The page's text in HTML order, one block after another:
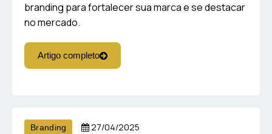
branding para fortalecer sua marca e se destacar
no mercado.
Artigo completo
Branding 27/04/2025